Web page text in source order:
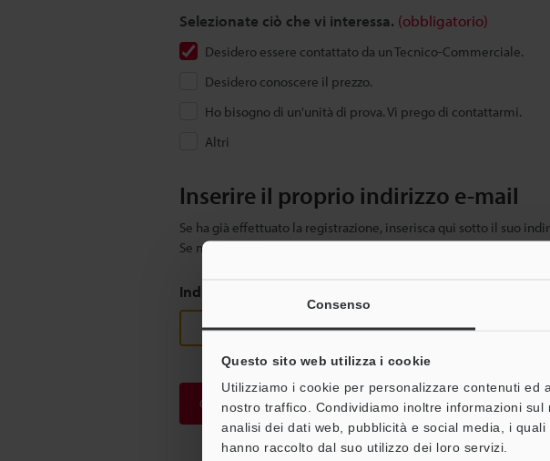
Consenso
Questo sito web utilizza i cookie
Utilizziamo i cookie per personalizzare contenuti
nostro traffico. Condividiamo inoltre informazioni
analisi dei dati web, pubblicità e social media, i
hanno raccolto dal suo utilizzo dei loro servizi.
Selezionate ciò che vi interessa. (obbligatorio)
Desidero essere contattato da un Tecnico-Commerciale.
Desidero conoscere il prezzo.
Ho bisogno di un'unità di prova. Vi prego di contattarmi.
Altri
Inserire il proprio indirizzo e-mail
Se ha già effettuato la registrazione, inserisca qui sotto il suo
Se non è ancora registrato, inserisca il suo indirizzo email qui
Indirizzo e-mail
Continua